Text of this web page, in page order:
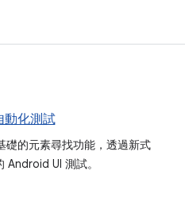
動化測試
礎的元素尋找功能，透過新式
UI 測試。